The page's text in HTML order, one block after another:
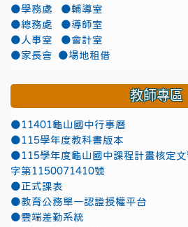
●學務處
●輔導室
●總務處
●導師室
●人事室
●會計室
●家長會
●場地租借
教師專區
●11401龜山國中行事曆
●115學年度教科書版本
●115學年度龜山國中課程計畫核定
字第1150071410號
●正式課表
●教育公務單一認證授權平台
●雲端差勤系統